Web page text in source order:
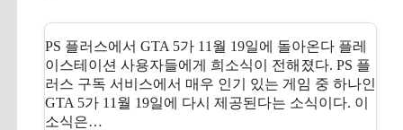
PS 플러스에서 GTA 5가 11월 19일에 돌아온다 플레
이스테이션 사용자들에게 희소식이 전해졌다. PS 플
러스 구독 서비스에서 매우 인기 있는 게임 중 하나인
GTA 5가 11월 19일에 다시 제공된다는 소식이다. 이
소식은…